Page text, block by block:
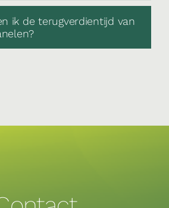
ik de terugverdientijd van